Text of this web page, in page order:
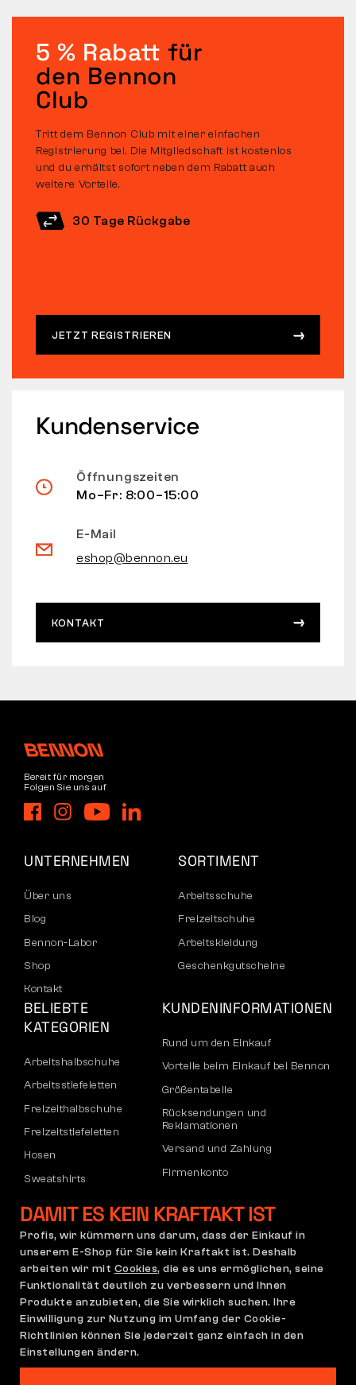
5 % Rabatt für
den Bennon
Club
Tritt dem Bennon Club mit einer einfachen
Registrierung bei. Die Mitgliedschaft ist kostenlos
und du erhältst sofort neben dem Rabatt auch
weitere Vorteile.
30 Tage Rückgabe
JETZT REGISTRIEREN
Kundenservice
Öffnungszeiten
Mo–Fr: 8:00–15:00
E-Mail
eshop@bennon.eu
KONTAKT
Bereit für morgen
Folgen Sie uns auf
UNTERNEHMEN
Über uns
Blog
Bennon-Labor
Shop
Kontakt
SORTIMENT
Arbeitsschuhe
Freizeitschuhe
Arbeitskleidung
Geschenkgutscheine
BELIEBTE
KATEGORIEN
Arbeitshalbschuhe
Arbeitsstiefeletten
Freizeithalbschuhe
Freizeitstiefeletten
Hosen
Sweatshirts
KUNDENINFORMATIONEN
Rund um den Einkauf
Vorteile beim Einkauf bei Bennon
Größentabelle
Rücksendungen und
Reklamationen
Versand und Zahlung
Firmenkonto
Reklamation und Garantie
Allgemeine
Geschäftsbedingungen
(AGB)
Reklamationsrichtlinie
Cookie-Einstellungen Datenschutzerklärung
DAMIT ES KEIN KRAFTAKT IST
Profis, wir kümmern uns darum, dass der Einkauf in
unserem E-Shop für Sie kein Kraftakt ist. Deshalb
arbeiten wir mit Cookies, die es uns ermöglichen, seine
Funktionalität deutlich zu verbessern und Ihnen
Produkte anzubieten, die Sie wirklich suchen. Ihre
Einwilligung zur Nutzung im Umfang der Cookie-
Richtlinien können Sie jederzeit ganz einfach in den
Einstellungen ändern.